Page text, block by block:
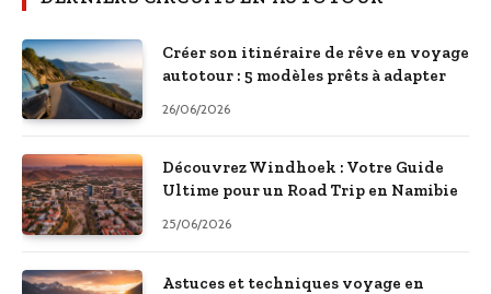
Créer son itinéraire de rêve en voyage
autotour : 5 modèles prêts à adapter
26/06/2026
Découvrez Windhoek : Votre Guide
Ultime pour un Road Trip en Namibie
25/06/2026
Astuces et techniques voyage en